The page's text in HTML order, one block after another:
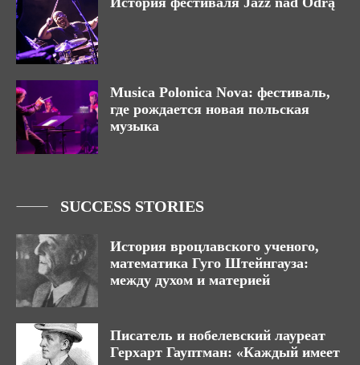
Musica Polonica Nova: фестиваль,
где рождается новая польская
музыка
SUCCESS STORIES
История вроцлавского ученого,
математика Гуго Штейнгауза:
между духом и материей
Писатель и нобелевский лауреат
Герхарт Гауптман: «Каждый имеет